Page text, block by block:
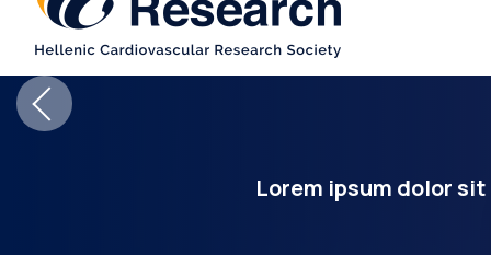
Lorem ipsum dolor